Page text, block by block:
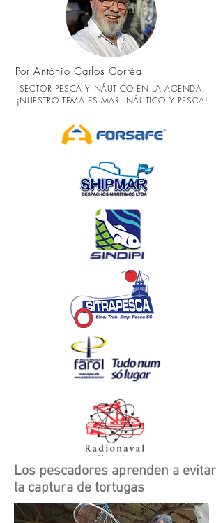
Por Antônio Carlos Corrêa
SECTOR PESCA Y NÁUTICO EN LA AGENDA,
¡NUESTRO TEMA ES MAR, NÁUTICO Y PESCA!
Los pescadores aprenden a evitar
la captura de tortugas